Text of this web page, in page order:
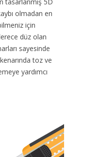
olmadan en
için
düz olan
sayesinde
toz ve
yardımcı